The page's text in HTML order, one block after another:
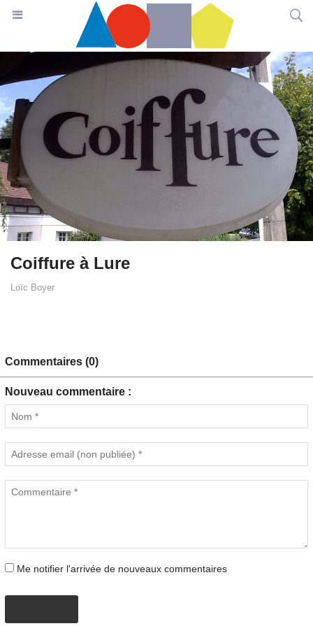
Coiffure à Lure
Loïc Boyer
Commentaires (0)
Nouveau commentaire :
Me notifier l'arrivée de nouveaux commentaires